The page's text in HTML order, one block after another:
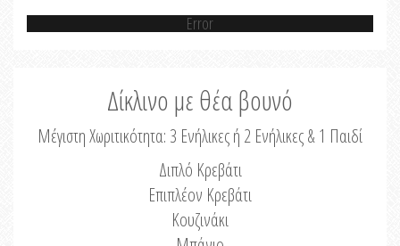
Error
Δίκλινο με θέα βουνό
Μέγιστη Χωριτικότητα: 3 Ενήλικες ή 2 Ενήλικες & 1 Παιδί
Διπλό Κρεβάτι
Επιπλέον Κρεβάτι
Κουζινάκι